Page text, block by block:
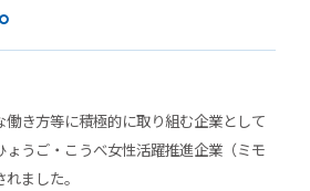
き方等に積極的に取り組む企業として
うご・こうべ女性活躍推進企業（ミモ
ました。